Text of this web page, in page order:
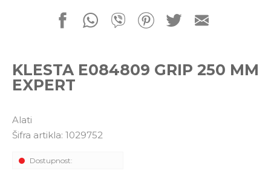
KLESTA E084809 GRIP 250 MM
EXPERT
Alati
Šifra artikla: 1029752
Dostupnost:
Pišite nam
office@kitcommerce.rs